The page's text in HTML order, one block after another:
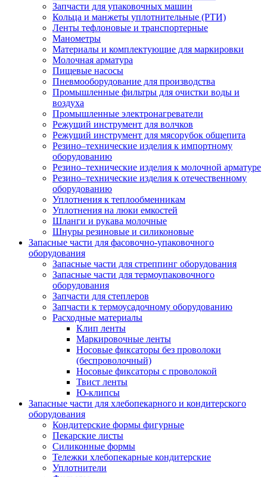
Запчасти для упаковочных машин
Кольца и манжеты уплотнительные (РТИ)
Ленты тефлоновые и транспортерные
Манометры
Материалы и комплектующие для маркировки
Молочная арматура
Пищевые насосы
Пневмооборудование для производства
Промышленные фильтры для очистки воды и
воздуха
Промышленные электронагреватели
Режущий инструмент для волчков
Режущий инструмент для мясорубок общепита
Резино–технические изделия к импортному
оборудованию
Резино–технические изделия к молочной арматуре
Резино–технические изделия к отечественному
оборудованию
Уплотнения к теплообменникам
Уплотнения на люки емкостей
Шланги и рукава молочные
Шнуры резиновые и силиконовые
Запасные части для фасовочно-упаковочного
оборудования
Запасные части для стреппинг оборудования
Запасные части для термоупаковочного
оборудования
Запчасти для степлеров
Запчасти к термоусадочному оборудованию
Расходные материалы
Клип ленты
Маркировочные ленты
Носовые фиксаторы без проволоки
(беспроволочный)
Носовые фиксаторы с проволокой
Твист ленты
Ю-клипсы
Запасные части для хлебопекарного и кондитерского
оборудования
Кондитерские формы фигурные
Пекарские листы
Силиконные формы
Тележки хлебопекарные кондитерские
Уплотнители